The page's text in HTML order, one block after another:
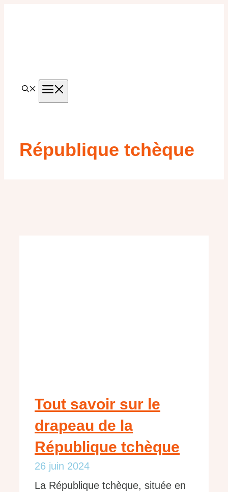
République tchèque
Tout savoir sur le
drapeau de la
République tchèque
26 juin 2024
La République tchèque, située en